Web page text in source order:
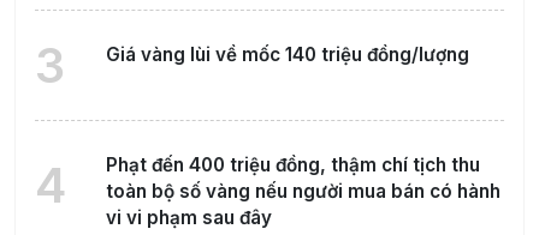
3 Giá vàng lùi về mốc 140 triệu đồng/lượng
4
Phạt đến 400 triệu đồng, thậm chí tịch thu
toàn bộ số vàng nếu người mua bán có hành
vi vi phạm sau đây